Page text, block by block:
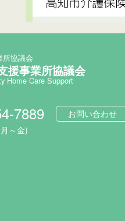
所協議会
援事業所協議会
Home Care Support
7889
～金)
お問い合わせ